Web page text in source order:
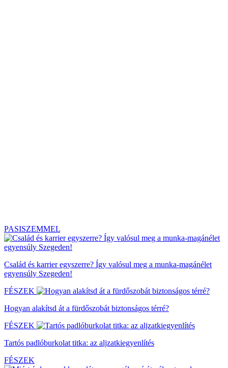
PASISZEMMEL
Család és karrier egyszerre? Így valósul meg a munka-magánélet
egyensúly Szegeden!
FÉSZEK
Hogyan alakítsd át a fürdőszobát biztonságos térré?
FÉSZEK
Tartós padlóburkolat titka: az aljzatkiegyenlítés
FÉSZEK